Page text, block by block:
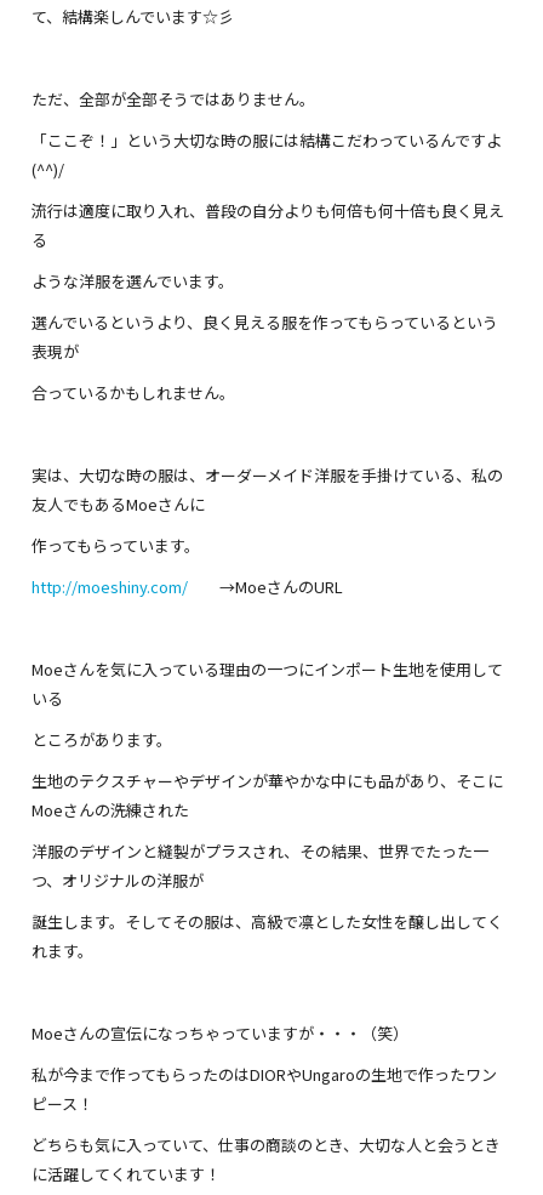
て、結構楽しんでいます☆彡
ただ、全部が全部そうではありません。
「ここぞ！」という大切な時の服には結構こだわっているんですよ
(^^)/
流行は適度に取り入れ、普段の自分よりも何倍も何十倍も良く見え
る
ような洋服を選んでいます。
選んでいるというより、良く見える服を作ってもらっているという
表現が
合っているかもしれません。
実は、大切な時の服は、オーダーメイド洋服を手掛けている、私の
友人でもあるMoeさんに
作ってもらっています。
http://moeshiny.com/ →MoeさんのURL
Moeさんを気に入っている理由の一つにインポート生地を使用して
いる
ところがあります。
生地のテクスチャーやデザインが華やかな中にも品があり、そこに
Moeさんの洗練された
洋服のデザインと縫製がプラスされ、その結果、世界でたった一
つ、オリジナルの洋服が
誕生します。そしてその服は、高級で凛とした女性を醸し出してく
れます。
Moeさんの宣伝になっちゃっていますが・・・（笑）
私が今まで作ってもらったのはDIORやUngaroの生地で作ったワン
ピース！
どちらも気に入っていて、仕事の商談のとき、大切な人と会うとき
に活躍してくれています！